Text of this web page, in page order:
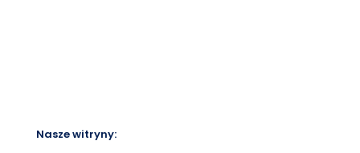
Nasze witryny: